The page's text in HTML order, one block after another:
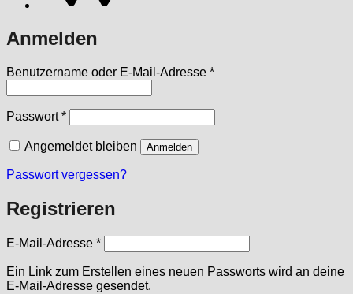
Anmelden
Benutzername oder E-Mail-Adresse *Erforderlich
Passwort*Erforderlich
Angemeldet bleiben Anmelden
Passwort vergessen?
Registrieren
E-Mail-Adresse *Erforderlich
Ein Link zum Erstellen eines neuen Passworts wird an deine
E-Mail-Adresse gesendet.